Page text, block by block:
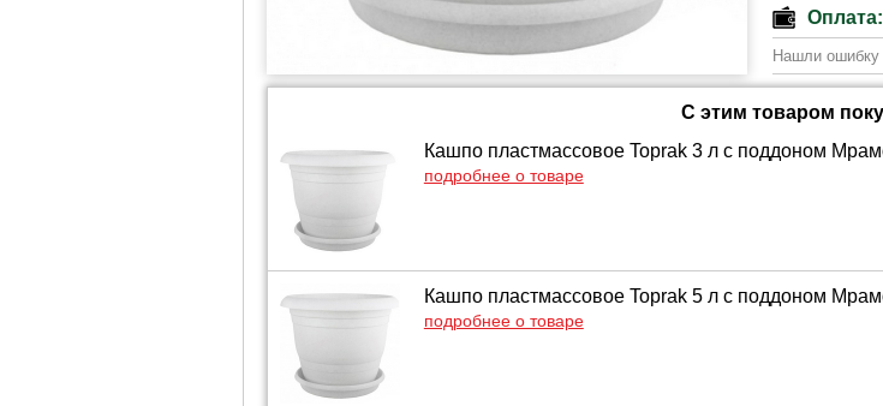
Оплата:
Нашли ошибку
С этим товаром
Кашпо пластмассовое Toprak 3 л с поддоном
подробнее о товаре
Кашпо пластмассовое Toprak 5 л с поддоном
подробнее о товаре